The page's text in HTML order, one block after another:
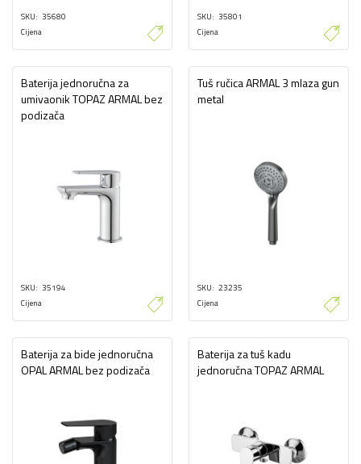
SKU 35680
Cijena
SKU 35801
Cijena
Baterija jednoručna za
umivaonik TOPAZ ARMAL bez
podizača
SKU 35194
Cijena
Tuš ručica ARMAL 3 mlaza gun
metal
SKU 23235
Cijena
Baterija za bide jednoručna
OPAL ARMAL bez podizača
Baterija za tuš kadu
jednoručna TOPAZ ARMAL